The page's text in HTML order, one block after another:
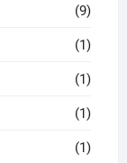
(9)
(1)
(1)
(1)
(1)